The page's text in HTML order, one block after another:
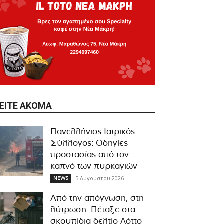
ΑΚΌΜΑ
Πανελλήνιος Ιατρικός
Σύλλογος: Οδηγίες
προστασίας από τον
καπνό των πυρκαγιών
NEWS 5 Αυγούστου 2026
Από την απόγνωση, στη
λύτρωση: Πέταξε στα
σκουπίδια δελτίο Λόττο